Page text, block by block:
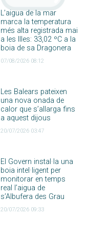
L’aigua de la mar
marca la temperatura
més alta registrada mai
a les Illes: 33,02 ºC a la
boia de sa Dragonera
07/08/2026 08:12
Les Balears pateixen
una nova onada de
calor que s’allarga fins
a aquest dijous
20/07/2026 03:47
El Govern instal·la una
boia intel·ligent per
monitorar en temps
real l’aigua de
s’Albufera des Grau
20/07/2026 09:33